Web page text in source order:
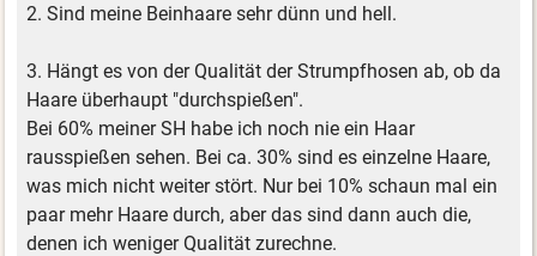
2. Sind meine Beinhaare sehr dünn und hell.
3. Hängt es von der Qualität der Strumpfhosen ab, ob da
Haare überhaupt "durchspießen".
Bei 60% meiner SH habe ich noch nie ein Haar
rausspießen sehen. Bei ca. 30% sind es einzelne Haare,
was mich nicht weiter stört. Nur bei 10% schaun mal ein
paar mehr Haare durch, aber das sind dann auch die,
denen ich weniger Qualität zurechne.